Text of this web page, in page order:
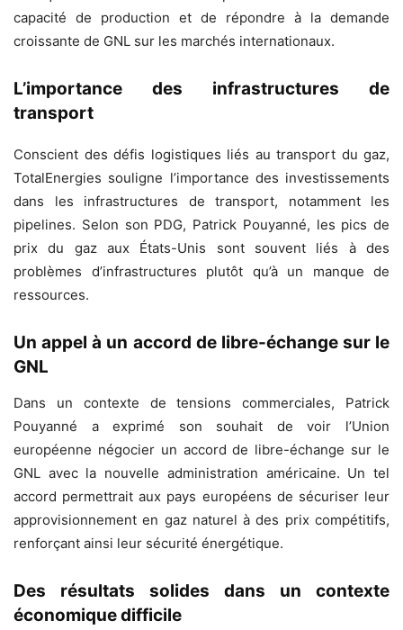
capacité de production et de répondre à la demande
croissante de GNL sur les marchés internationaux.
L’importance des infrastructures de
transport
Conscient des défis logistiques liés au transport du gaz,
TotalEnergies souligne l’importance des investissements
dans les infrastructures de transport, notamment les
pipelines. Selon son PDG, Patrick Pouyanné, les pics de
prix du gaz aux États-Unis sont souvent liés à des
problèmes d’infrastructures plutôt qu’à un manque de
ressources.
Un appel à un accord de libre-échange sur le
GNL
Dans un contexte de tensions commerciales, Patrick
Pouyanné a exprimé son souhait de voir l’Union
européenne négocier un accord de libre-échange sur le
GNL avec la nouvelle administration américaine. Un tel
accord permettrait aux pays européens de sécuriser leur
approvisionnement en gaz naturel à des prix compétitifs,
renforçant ainsi leur sécurité énergétique.
Des résultats solides dans un contexte
économique difficile